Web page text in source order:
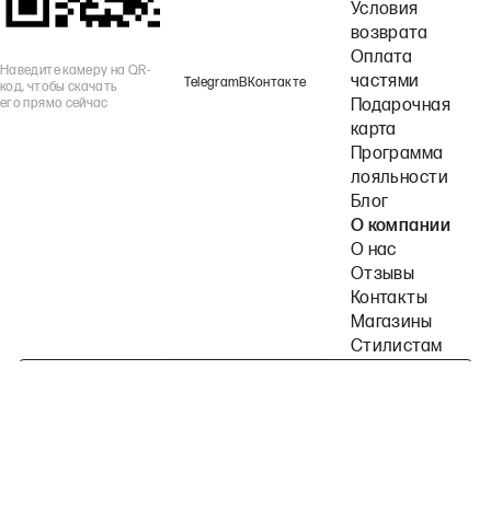
Наведите камеру на QR-
код, чтобы скачать
его прямо сейчас
TelegramВКонтакте
Условия
возврата
Оплата
частями
Подарочная
карта
Программа
лояльности
Блог
О компании
О нас
Отзывы
Контакты
Магазины
Стилистам